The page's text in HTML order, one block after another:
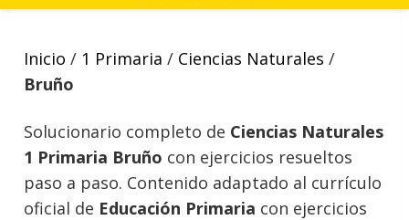
Inicio / 1 Primaria / Ciencias Naturales /
Bruño
Solucionario completo de Ciencias Naturales
1 Primaria Bruño con ejercicios resueltos
paso a paso. Contenido adaptado al currículo
oficial de Educación Primaria con ejercicios